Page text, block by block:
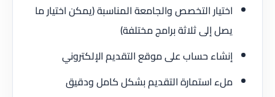
اختيار التخصص والجامعة المناسبة (يمكن اختيار ما
يصل إلى ثلاثة برامج مختلفة)
إنشاء حساب على موقع التقديم الإلكتروني
ملء استمارة التقديم بشكل كامل ودقيق